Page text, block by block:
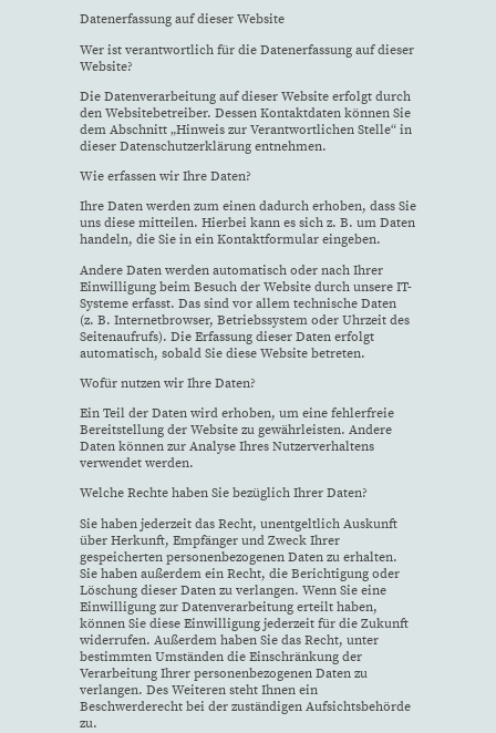
Datenerfassung auf dieser Website
Wer ist verantwortlich für die Datenerfassung auf dieser
Website?
Die Datenverarbeitung auf dieser Website erfolgt durch
den Websitebetreiber. Dessen Kontaktdaten können Sie
dem Abschnitt „Hinweis zur Verantwortlichen Stelle“ in
dieser Datenschutzerklärung entnehmen.
Wie erfassen wir Ihre Daten?
Ihre Daten werden zum einen dadurch erhoben, dass Sie
uns diese mitteilen. Hierbei kann es sich z. B. um Daten
handeln, die Sie in ein Kontaktformular eingeben.
Andere Daten werden automatisch oder nach Ihrer
Einwilligung beim Besuch der Website durch unsere IT-
Systeme erfasst. Das sind vor allem technische Daten
(z. B. Internetbrowser, Betriebssystem oder Uhrzeit des
Seitenaufrufs). Die Erfassung dieser Daten erfolgt
automatisch, sobald Sie diese Website betreten.
Wofür nutzen wir Ihre Daten?
Ein Teil der Daten wird erhoben, um eine fehlerfreie
Bereitstellung der Website zu gewährleisten. Andere
Daten können zur Analyse Ihres Nutzerverhaltens
verwendet werden.
Welche Rechte haben Sie bezüglich Ihrer Daten?
Sie haben jederzeit das Recht, unentgeltlich Auskunft
über Herkunft, Empfänger und Zweck Ihrer
gespeicherten personenbezogenen Daten zu erhalten.
Sie haben außerdem ein Recht, die Berichtigung oder
Löschung dieser Daten zu verlangen. Wenn Sie eine
Einwilligung zur Datenverarbeitung erteilt haben,
können Sie diese Einwilligung jederzeit für die Zukunft
widerrufen. Außerdem haben Sie das Recht, unter
bestimmten Umständen die Einschränkung der
Verarbeitung Ihrer personenbezogenen Daten zu
verlangen. Des Weiteren steht Ihnen ein
Beschwerderecht bei der zuständigen Aufsichtsbehörde
zu.